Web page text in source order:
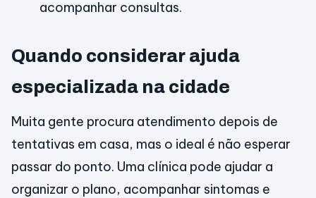
acompanhar consultas.
Quando considerar ajuda
especializada na cidade
Muita gente procura atendimento depois de
tentativas em casa, mas o ideal é não esperar
passar do ponto. Uma clínica pode ajudar a
organizar o plano, acompanhar sintomas e